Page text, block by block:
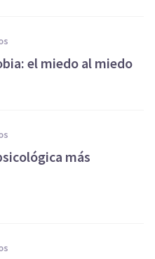
el miedo al miedo
más